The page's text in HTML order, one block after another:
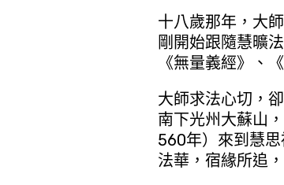
十八歲那年，大
剛開始跟隨慧曠
《無量義經》、
大師求法心切，
南下光州大蘇山
560年）來到慧
法華，宿緣所追